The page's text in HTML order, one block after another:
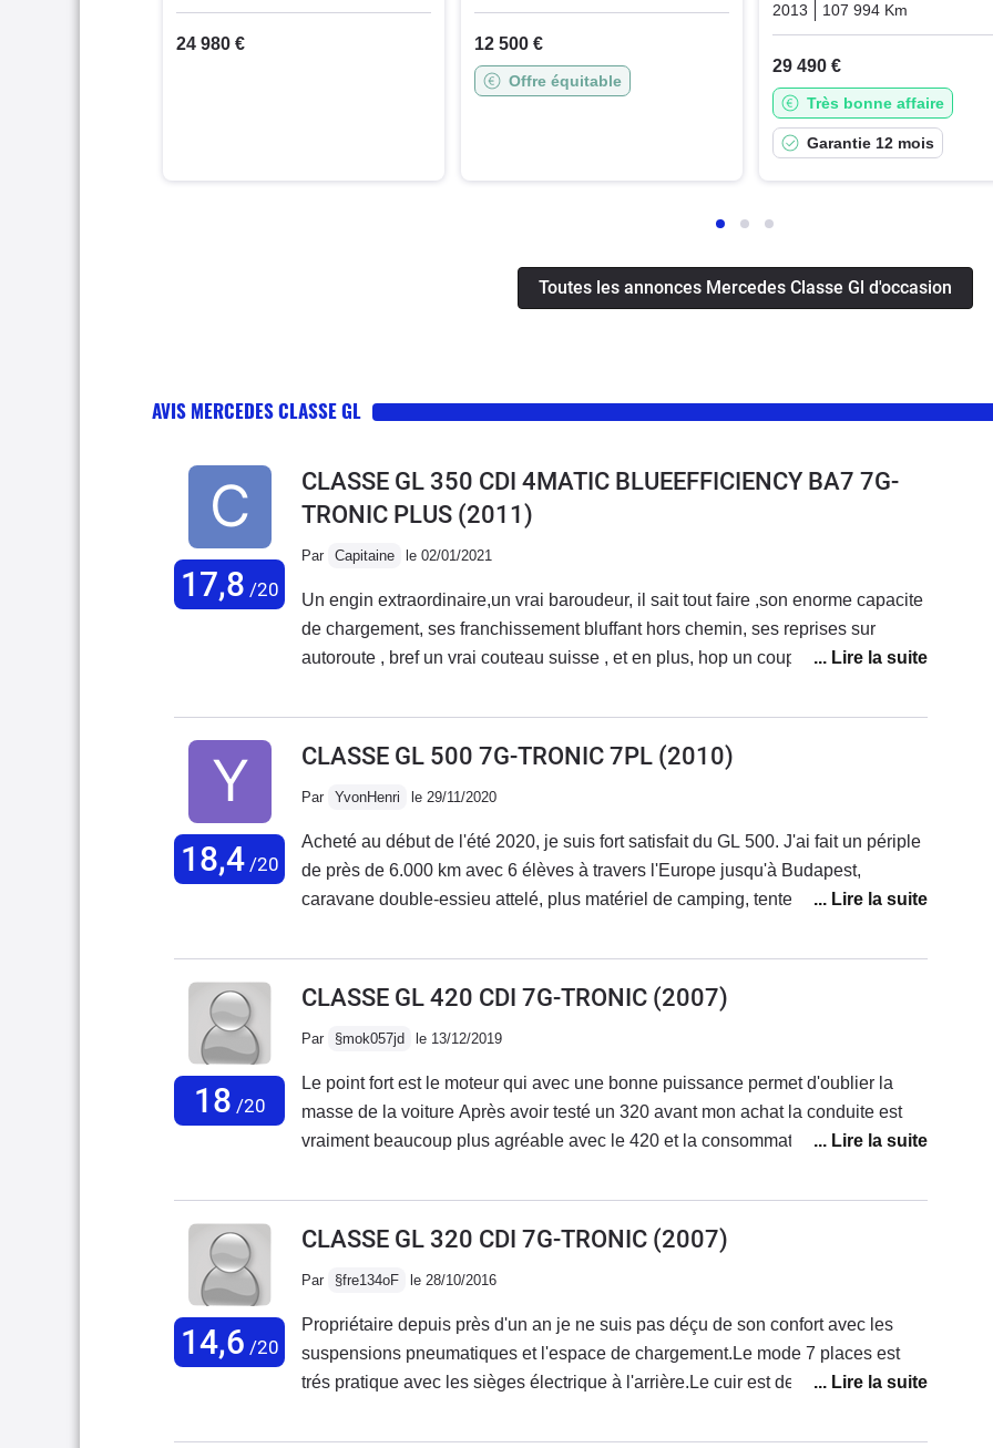
24 980 € 12 500 €
Offre équitable
2013
107 994 Km
29 490 €
Très bonne affaire
Garantie 12 mois
Toutes les annonces Mercedes Classe Gl d'occasion
AVIS MERCEDES CLASSE GL
17,8 /20
CLASSE GL 350 CDI 4MATIC BLUEEFFICIENCY BA7 7G-
TRONIC PLUS (2011)
Par Capitaine le 02/01/2021
Un engin extraordinaire,un vrai baroudeur, il sait tout faire ,son enorme capacite
de chargement, ses franchissement bluffant hors chemin, ses reprises sur
autoroute , bref un vrai couteau suisse , et en plus, hop un coup de Karcher , et il
encombrant , mais je n habite pas en ville donc ,...
18,4/20
CLASSE GL 500 7G-TRONIC 7PL (2010)
Par YvonHenri le 29/11/2020
Acheté au début de l'été 2020, je suis fort satisfait du GL 500. J'ai fait un périple
de près de 6.000 km avec 6 élèves à travers l'Europe jusqu'à Budapest,
caravane double-essieu attelé, plus matériel de camping, tentes canadiennes,
la consommation est relativement élevée, environ 12 l en solo sur route, et plus
ou moins 18 L avec la caravane chargée, sans parler des trajets ville, mais cela
on le sait quand on s'offre ce genre de véhicule. A recommander pour tous les
grands rouleurs, et ceux qui tractent lourd (plus de 2.200 kg). Pour les curieux,
en usage quotidien j'ai une S 320 CDI, à la consommation bien plus modérée.
18 /20
CLASSE GL 420 CDI 7G-TRONIC (2007)
Par §mok057jd le 13/12/2019
Le point fort est le moteur qui avec une bonne puissance permet d'oublier la
masse de la voiture Après avoir testé un 320 avant mon achat la conduite est
vraiment beaucoup plus agréable avec le 420 et la consommation reste faible
avec une autonomie de 1000km
14,6 /20
CLASSE GL 320 CDI 7G-TRONIC (2007)
Par §fre134oF le 28/10/2016
Propriétaire depuis près d'un an je ne suis pas déçu de son confort avec les
suspensions pneumatiques et l'espace de chargement.Le mode 7 places est
trés pratique avec les sièges électrique à l'arrière.Le cuir est de bonne qualité.
deuxième rangés de sièges n'est pas aisée, un mécanisme est même cassé